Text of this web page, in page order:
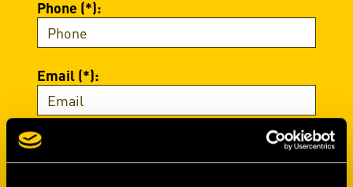
Phone (*):
Email (*):
Password